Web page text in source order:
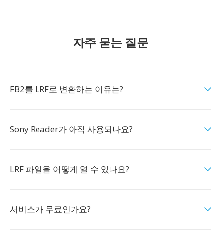
자주 묻는 질문
FB2를 LRF로 변환하는 이유는?
Sony Reader가 아직 사용되나요?
LRF 파일을 어떻게 열 수 있나요?
서비스가 무료인가요?